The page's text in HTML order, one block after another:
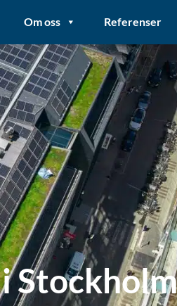
Om oss Referenser
Stockholm